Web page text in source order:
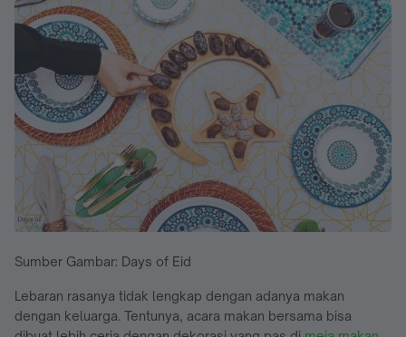
Sumber Gambar: Days of Eid
Lebaran rasanya tidak lengkap dengan adanya makan
dengan keluarga. Tentunya, acara makan bersama bisa